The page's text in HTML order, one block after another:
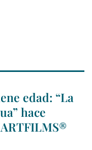
edad: “La
hace